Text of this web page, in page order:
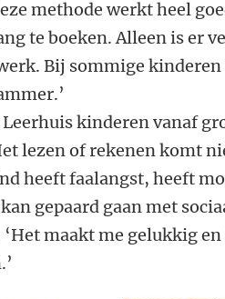
methode werkt heel
te boeken. Alleen is er
Bij sommige kinderen
kinderen vanaf
lezen of rekenen komt
heeft faalangst, heeft
gepaard gaan met
maakt me gelukkig